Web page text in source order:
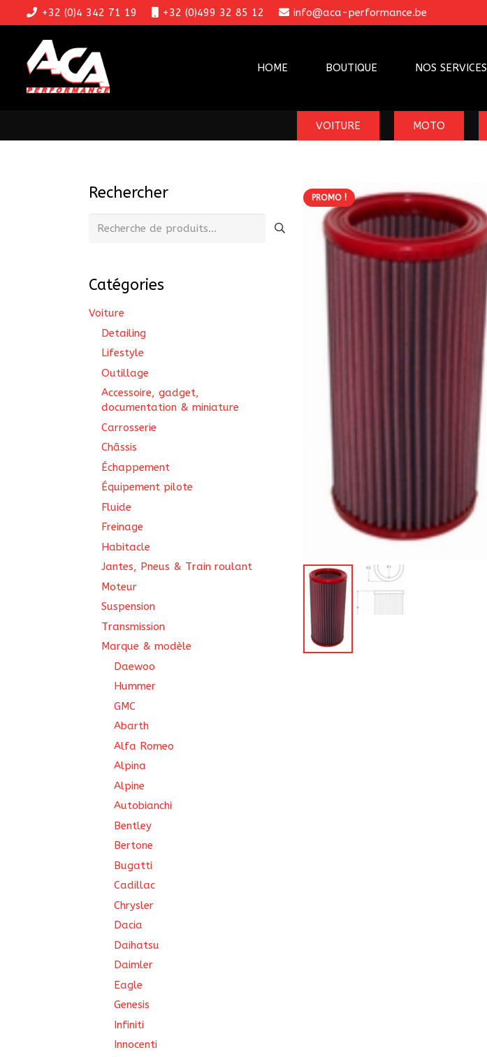
+32 (0)4 342 71 19 +32 (0)499 32 85 12 info@aca-performance.be
HOME BOUTIQUE NOS SERVICES
VOITURE MOTO
PROMO !
Rechercher
Recherche
Catégories
Voiture
Detailing
Lifestyle
Outillage
Accessoire, gadget,
documentation & miniature
Carrosserie
Châssis
Échappement
Équipement pilote
Fluide
Freinage
Habitacle
Jantes, Pneus & Train roulant
Moteur
Suspension
Transmission
Marque & modèle
Daewoo
Hummer
GMC
Abarth
Alfa Romeo
Alpina
Alpine
Autobianchi
Bentley
Bertone
Bugatti
Cadillac
Chrysler
Dacia
Daihatsu
Daimler
Eagle
Genesis
Infiniti
Innocenti